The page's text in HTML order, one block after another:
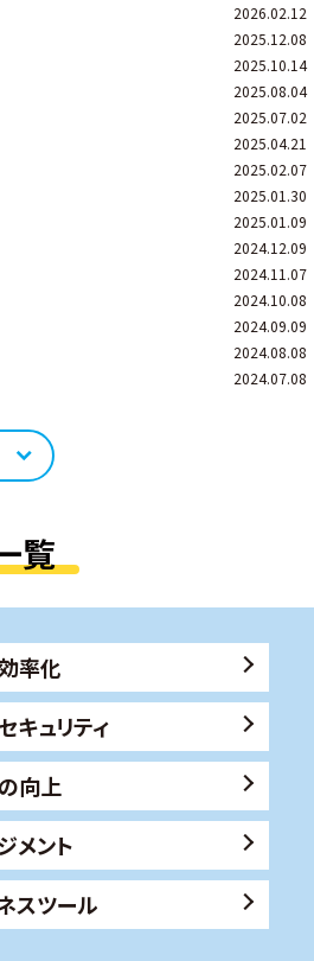
2026.02.12
2025.12.08
2025.10.14
2025.08.04
2025.07.02
2025.04.21
2025.02.07
2025.01.30
2025.01.09
2024.12.09
2024.11.07
2024.10.08
2024.09.09
2024.08.08
2024.07.08
覧
率化
キュリティ
向上
メント
スツール